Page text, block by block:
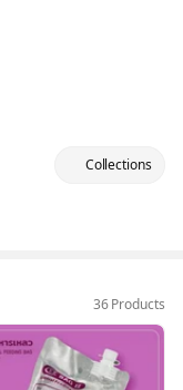
Collections
36 Products